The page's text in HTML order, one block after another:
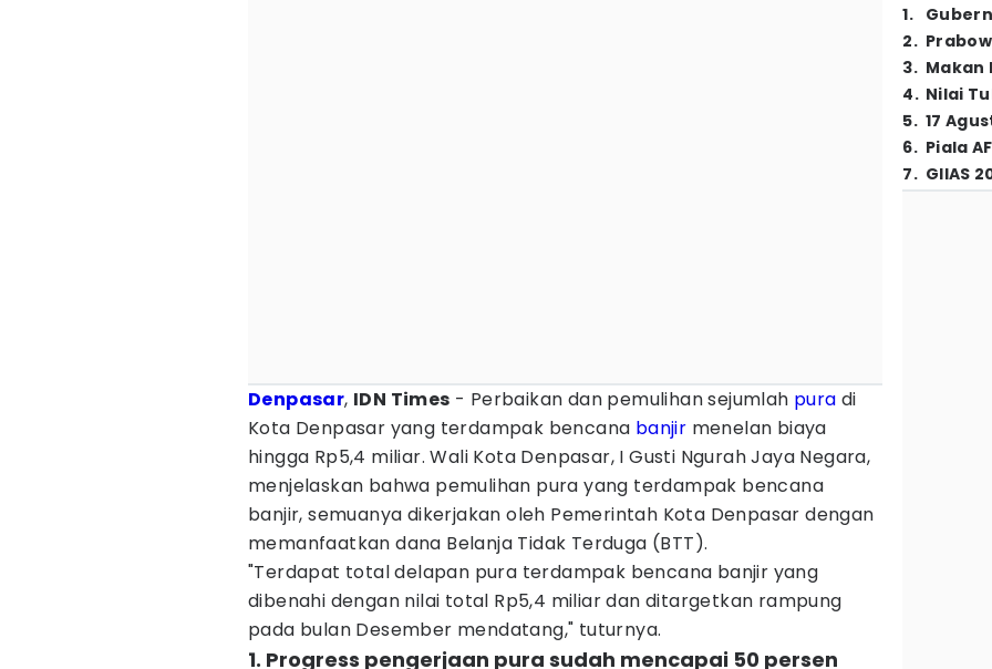
Denpasar, IDN Times - Perbaikan dan pemulihan sejumlah pura di
Kota Denpasar yang terdampak bencana banjir menelan biaya
hingga Rp5,4 miliar. Wali Kota Denpasar, I Gusti Ngurah Jaya Negara,
menjelaskan bahwa pemulihan pura yang terdampak bencana
banjir, semuanya dikerjakan oleh Pemerintah Kota Denpasar dengan
memanfaatkan dana Belanja Tidak Terduga (BTT).
"Terdapat total delapan pura terdampak bencana banjir yang
dibenahi dengan nilai total Rp5,4 miliar dan ditargetkan rampung
pada bulan Desember mendatang," tuturnya.
1. Progress pengerjaan pura sudah mencapai 50 persen
1.
2.
3. Makan
4. Nilai
5. 17
6. Piala
7. GIIAS